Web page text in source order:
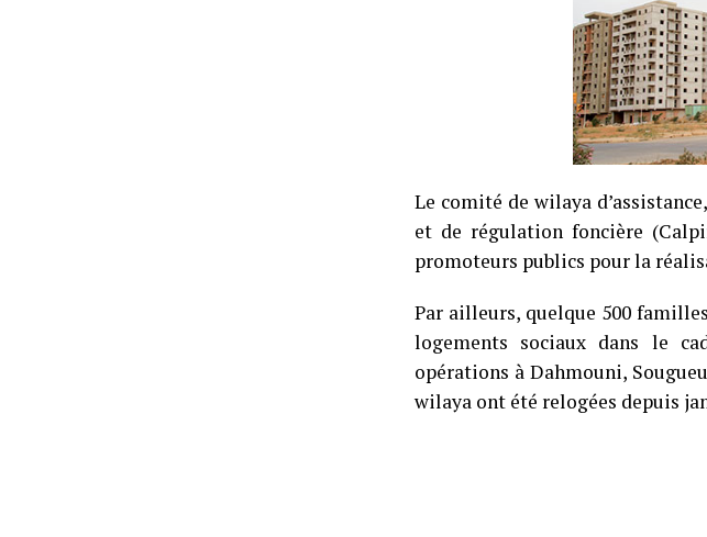
Le comité de wilaya
et de régulation foncière
promoteurs publics pour la
Par ailleurs, quelque 500
logements sociaux dans le
opérations à Dahmouni,
wilaya ont été relogées depuis